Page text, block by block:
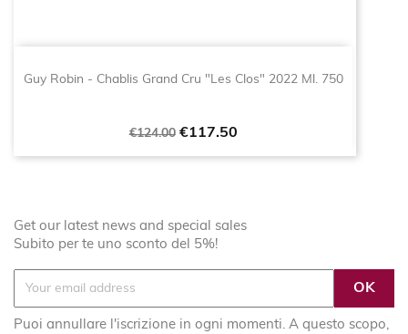
Guy Robin - Chablis Grand Cru "Les Clos" 2022 Ml. 750
Regular
€124.00 Price
€117.50
Get our latest news and special sales
Subito per te uno sconto del 5%!
Puoi annullare l'iscrizione in ogni momenti. A questo scopo,